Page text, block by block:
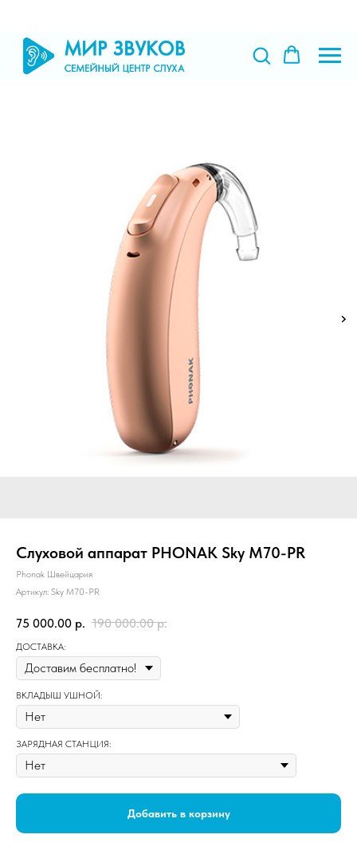
Слуховой аппарат PHONAK Sky M70-PR
Phonak Швейцария
Артикул: Sky M70-PR
75 000.00 р. 190 000.00 р.
ДОСТАВКА:
ВКЛАДЫШ УШНОЙ:
ЗАРЯДНАЯ СТАНЦИЯ:
Добавить в корзину